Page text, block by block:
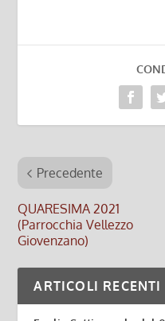
Precedente
QUARESIMA 2021
(Parrocchia Vellezzo
Giovenzano)
ARTICOLI RECENTI